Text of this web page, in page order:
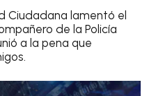
Ciudadana lamentó el
de la Policía
a la pena que